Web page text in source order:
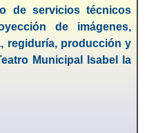
de servicios técnicos
de imágenes,
regiduría, producción y
Municipal Isabel la